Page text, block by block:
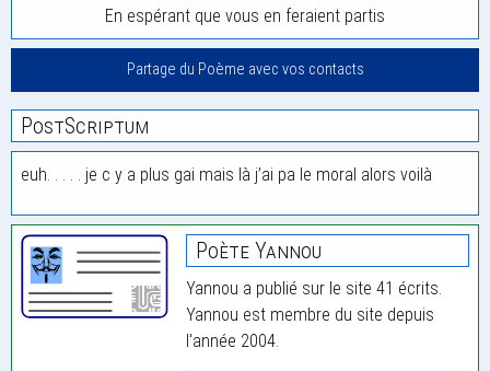
En espérant que vous en feraient partis
Partage du Poème avec vos contacts
PostScriptum
euh. . . . . je c y a plus gai mais là j’ai pa le moral alors voilà
Poète Yannou
Yannou a publié sur le site 41 écrits.
Yannou est membre du site depuis
l'année 2004.